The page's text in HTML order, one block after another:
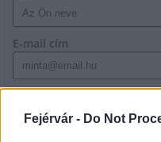
Fejérvár - Do Not
E-mail cím
szabályzatot!